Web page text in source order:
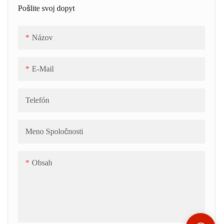
Pošlite svoj dopyt
Názov
E-Mail
Telefón
Meno Spoločnosti
Obsah